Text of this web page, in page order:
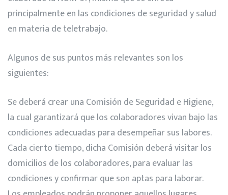
principalmente en las condiciones de seguridad y salud
en materia de teletrabajo.
Algunos de sus puntos más relevantes son los
siguientes:
Se deberá crear una Comisión de Seguridad e Higiene,
la cual garantizará que los colaboradores vivan bajo las
condiciones adecuadas para desempeñar sus labores.
Cada cierto tiempo, dicha Comisión deberá visitar los
domicilios de los colaboradores, para evaluar las
condiciones y confirmar que son aptas para laborar.